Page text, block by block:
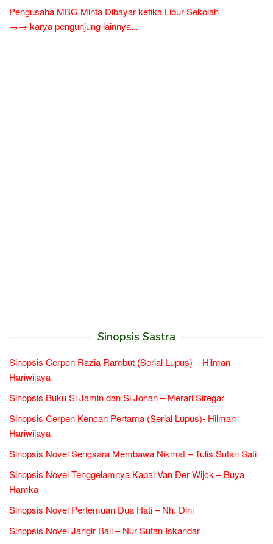
Pengusaha MBG Minta Dibayar ketika Libur Sekolah
→→ karya pengunjung lainnya...
Sinopsis Sastra
Sinopsis Cerpen Razia Rambut (Serial Lupus) – Hilman
Hariwijaya
Sinopsis Buku Si Jamin dan Si Johan – Merari Siregar
Sinopsis Cerpen Kencan Pertama (Serial Lupus)- Hilman
Hariwijaya
Sinopsis Novel Sengsara Membawa Nikmat – Tulis Sutan Sati
Sinopsis Novel Tenggelamnya Kapal Van Der Wijck – Buya
Hamka
Sinopsis Novel Pertemuan Dua Hati – Nh. Dini
Sinopsis Novel Jangir Bali – Nur Sutan Iskandar